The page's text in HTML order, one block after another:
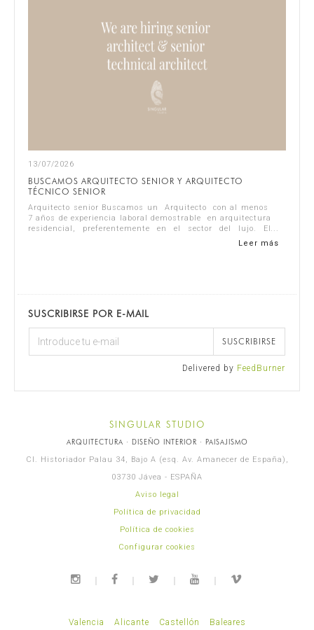
13/07/2026
BUSCAMOS ARQUITECTO SENIOR Y ARQUITECTO
TÉCNICO SENIOR
Arquitecto senior Buscamos un Arquitecto con al menos
7 años de experiencia laboral demostrable en arquitectura
residencial, preferentemente en el sector del lujo. El
Leer más
SUSCRIBIRSE POR E-MAIL
SUSCRIBIRSE
Delivered by FeedBurner
SINGULAR STUDIO
ARQUITECTURA · DISEÑO INTERIOR · PAISAJISMO
Cl. Historiador Palau 34, Bajo A (esq. Av. Amanecer de España),
03730 Jávea - ESPAÑA
Aviso legal
Política de privacidad
Política de cookies
Configurar cookies
Valencia Alicante Castellón Baleares